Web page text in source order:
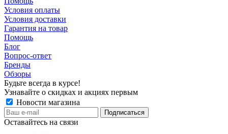
Условия оплаты
Условия доставки
Гарантия на товар
Помощь
Блог
Вопрос-ответ
Бренды
Обзоры
Будьте всегда в курсе!
Узнавайте о скидках и акциях первым
Новости магазина
Оставайтесь на связи